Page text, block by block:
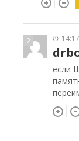
2 14:17
если